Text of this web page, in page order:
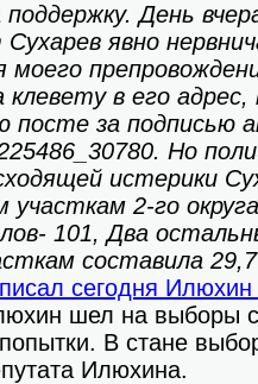
поддержку. День
явно
в его
посте за подписью
Но
истерики
2-го
101, Два
составила
сегодня Илюхин
шел на выборы
В стане
Илюхина.